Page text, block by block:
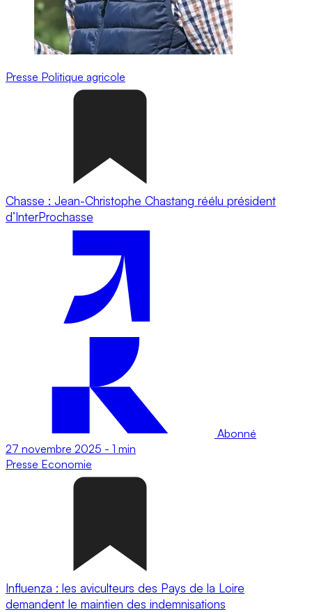
Presse Politique agricole
Chasse : Jean-Christophe Chastang réélu président
d’InterProchasse
Abonné
27 novembre 2025 - 1 min
Presse Economie
Influenza : les aviculteurs des Pays de la Loire
demandent le maintien des indemnisations